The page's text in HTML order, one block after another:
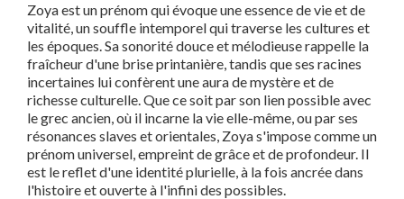
Zoya est un prénom qui évoque une essence de vie et de
vitalité, un souffle intemporel qui traverse les cultures et
les époques. Sa sonorité douce et mélodieuse rappelle la
fraîcheur d'une brise printanière, tandis que ses racines
incertaines lui confèrent une aura de mystère et de
richesse culturelle. Que ce soit par son lien possible avec
le grec ancien, où il incarne la vie elle-même, ou par ses
résonances slaves et orientales, Zoya s'impose comme un
prénom universel, empreint de grâce et de profondeur. Il
est le reflet d'une identité plurielle, à la fois ancrée dans
l'histoire et ouverte à l'infini des possibles.